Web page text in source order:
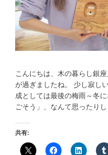
こんにちは、木の暮らし銀
が過ぎましたね。 少し寂し
成としては最後の梅雨～冬
ごそう」、なんて思ったり
共有: